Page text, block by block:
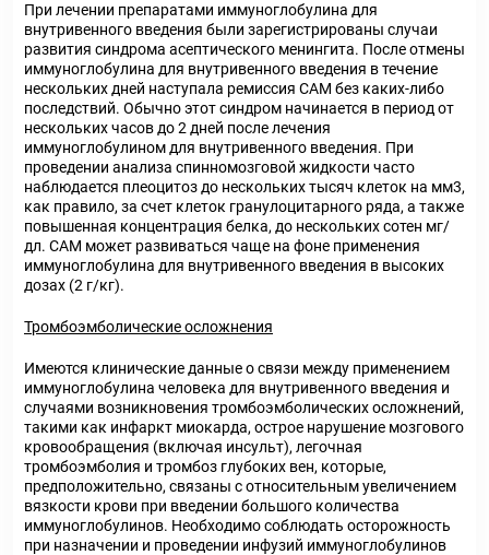
При лечении препаратами иммуноглобулина для
внутривенного введения были зарегистрированы случаи
развития синдрома асептического менингита. После отмены
иммуноглобулина для внутривенного введения в течение
нескольких дней наступала ремиссия САМ без каких-либо
последствий. Обычно этот синдром начинается в период от
нескольких часов до 2 дней после лечения
иммуноглобулином для внутривенного введения. При
проведении анализа спинномозговой жидкости часто
наблюдается плеоцитоз до нескольких тысяч клеток на мм3,
как правило, за счет клеток гранулоцитарного ряда, а также
повышенная концентрация белка, до нескольких сотен мг/
дл. САМ может развиваться чаще на фоне применения
иммуноглобулина для внутривенного введения в высоких
дозах (2 г/кг).
Тромбоэмболические осложнения
Имеются клинические данные о связи между применением
иммуноглобулина человека для внутривенного введения и
случаями возникновения тромбоэмболических осложнений,
такими как инфаркт миокарда, острое нарушение мозгового
кровообращения (включая инсульт), легочная
тромбоэмболия и тромбоз глубоких вен, которые,
предположительно, связаны с относительным увеличением
вязкости крови при введении большого количества
иммуноглобулинов. Необходимо соблюдать осторожность
при назначении и проведении инфузий иммуноглобулинов